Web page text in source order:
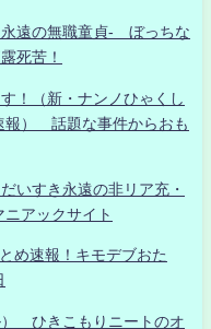
遠の無職童貞- ぼっちな
死苦！
！（新・ナンノひゃくし
報） 話題な事件からおも
いすき永遠の非リア充・
アックサイト
め速報！キモデブおた
） ひきこもりニートのオ